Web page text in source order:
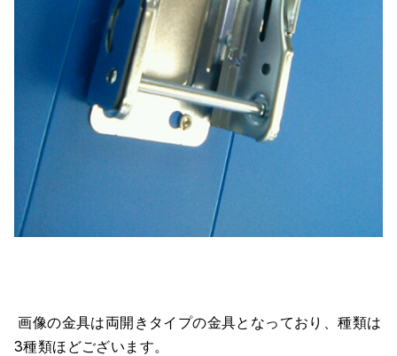
画像の金具は両開きタイプの金具となっており、種類は
3種類ほどございます。